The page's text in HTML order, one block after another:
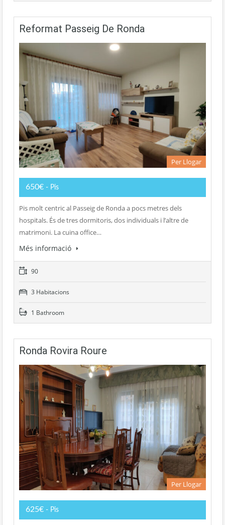
Reformat Passeig De Ronda
Per Llogar
650€ - Pis
Pis molt centric al Passeig de Ronda a pocs metres dels
hospitals. És de tres dormitoris, dos individuals i l’altre de
matrimoni. La cuina office…
Més informació
90
3 Habitacions
1 Bathroom
Ronda Rovira Roure
Per Llogar
625€ - Pis